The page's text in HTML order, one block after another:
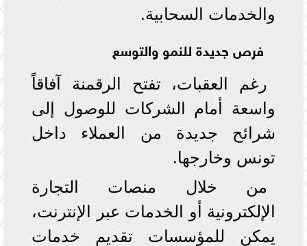
والخدمات السحابية.
فرص جديدة للنمو والتوسع
رغم العقبات، تفتح الرقمنة آفاقاً
واسعة أمام الشركات للوصول إلى
شرائح جديدة من العملاء داخل
تونس وخارجها.
من خلال منصات التجارة
الإلكترونية أو الخدمات عبر الإنترنت،
يمكن للمؤسسات تقديم خدمات